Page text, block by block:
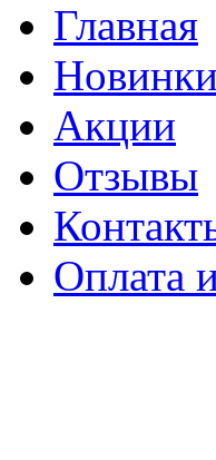
Главная
Новинки
Акции
Отзывы
Оплата